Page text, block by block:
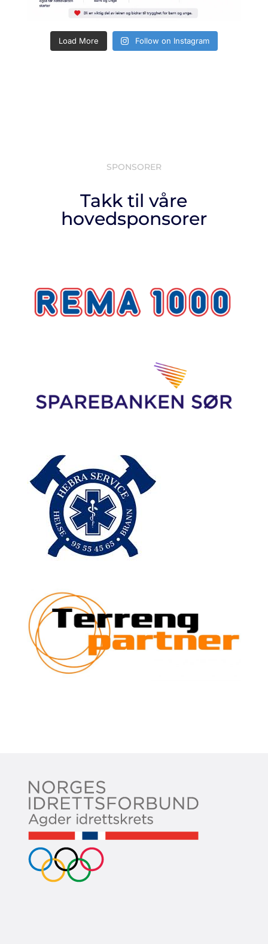
Load More Follow on Instagram
SPONSORER
Takk til våre
hovedsponsorer